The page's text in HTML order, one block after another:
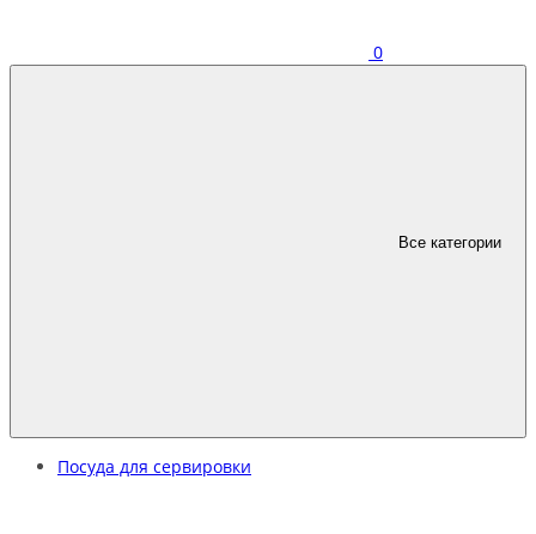
0
Все категории
Посуда для сервировки